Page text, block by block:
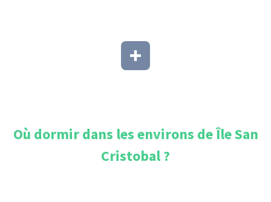
Où dormir dans les environs deÎle San
Cristobal?